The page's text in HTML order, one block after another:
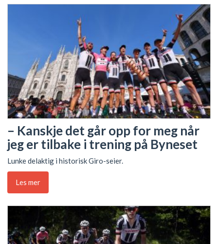
– Kanskje det går opp for meg når
jeg er tilbake i trening på Byneset
Lunke delaktig i historisk Giro-seier.
Les mer